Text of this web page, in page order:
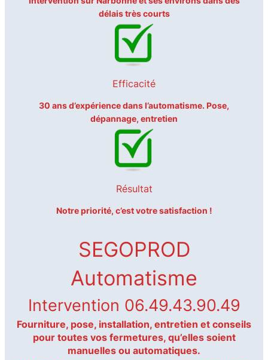
délais très courts
Efficacité
30 ans d’expérience dans l’automatisme. Pose,
dépannage, entretien
Résultat
Notre priorité, c’est votre satisfaction !
SEGOPROD
Automatisme
Intervention 06.49.43.90.49
Fourniture, pose, installation, entretien et conseils
pour toutes vos fermetures, qu’elles soient
manuelles ou automatiques.